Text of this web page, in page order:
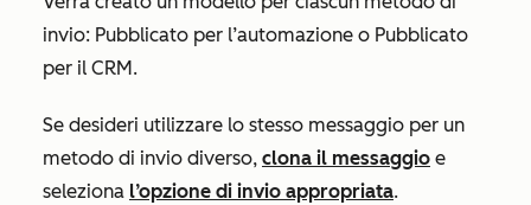
invio: Pubblicato per l’automazione o Pubblicato
per il CRM.
Se desideri utilizzare lo stesso messaggio per un
metodo di invio diverso, clona il messaggio e
seleziona l’opzione di invio appropriata.